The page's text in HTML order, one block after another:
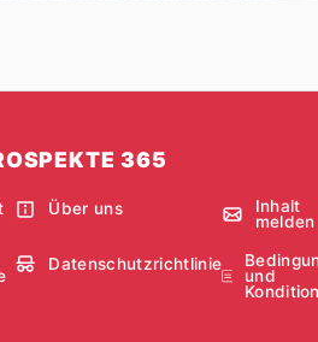
365
Über uns
Inhalt
melden
Datenschutzrichtlinie
und